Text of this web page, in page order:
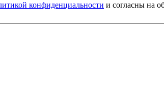
конфиденциальности и согласны на